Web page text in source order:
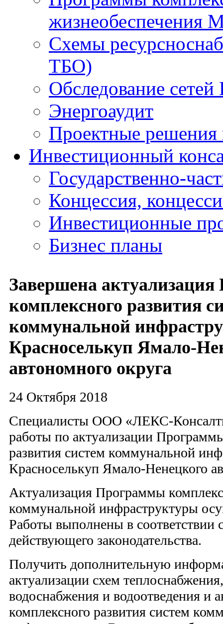
жизнеобеспечения
Схемы
ТБО)
Обследование
Энергоаудит
Проектные решения
Инвестиционный
Государственно-
Концессия,
Инвестиционные
Бизнес планы
Завершена
комплексного развития
коммунальной
Красноселькуп Ямало-
автономного округа
24 Октября 2018
Специалисты ООО «ЛЕКС-
работы по актуализации
развития систем коммунальной
Красноселькуп Ямало-Ненецкого
Актуализация Программы
коммунальной инфраструктуры
Работы выполнены в соответствии
действующего законодательства.
Получить дополнительную
актуализации схем
водоснабжения и водоотведения и
комплексного развития систем